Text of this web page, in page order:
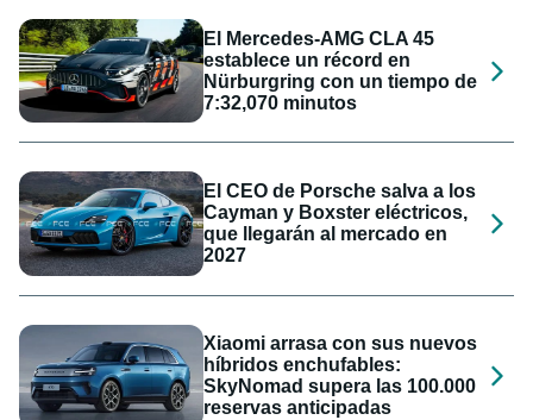
El Mercedes-AMG CLA 45
establece un récord en
Nürburgring con un tiempo de
7:32,070 minutos
El CEO de Porsche salva a los
Cayman y Boxster eléctricos,
que llegarán al mercado en
2027
Xiaomi arrasa con sus nuevos
híbridos enchufables:
SkyNomad supera las 100.000
reservas anticipadas